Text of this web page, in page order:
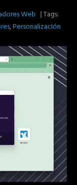
Web | Tags:
,Personalización